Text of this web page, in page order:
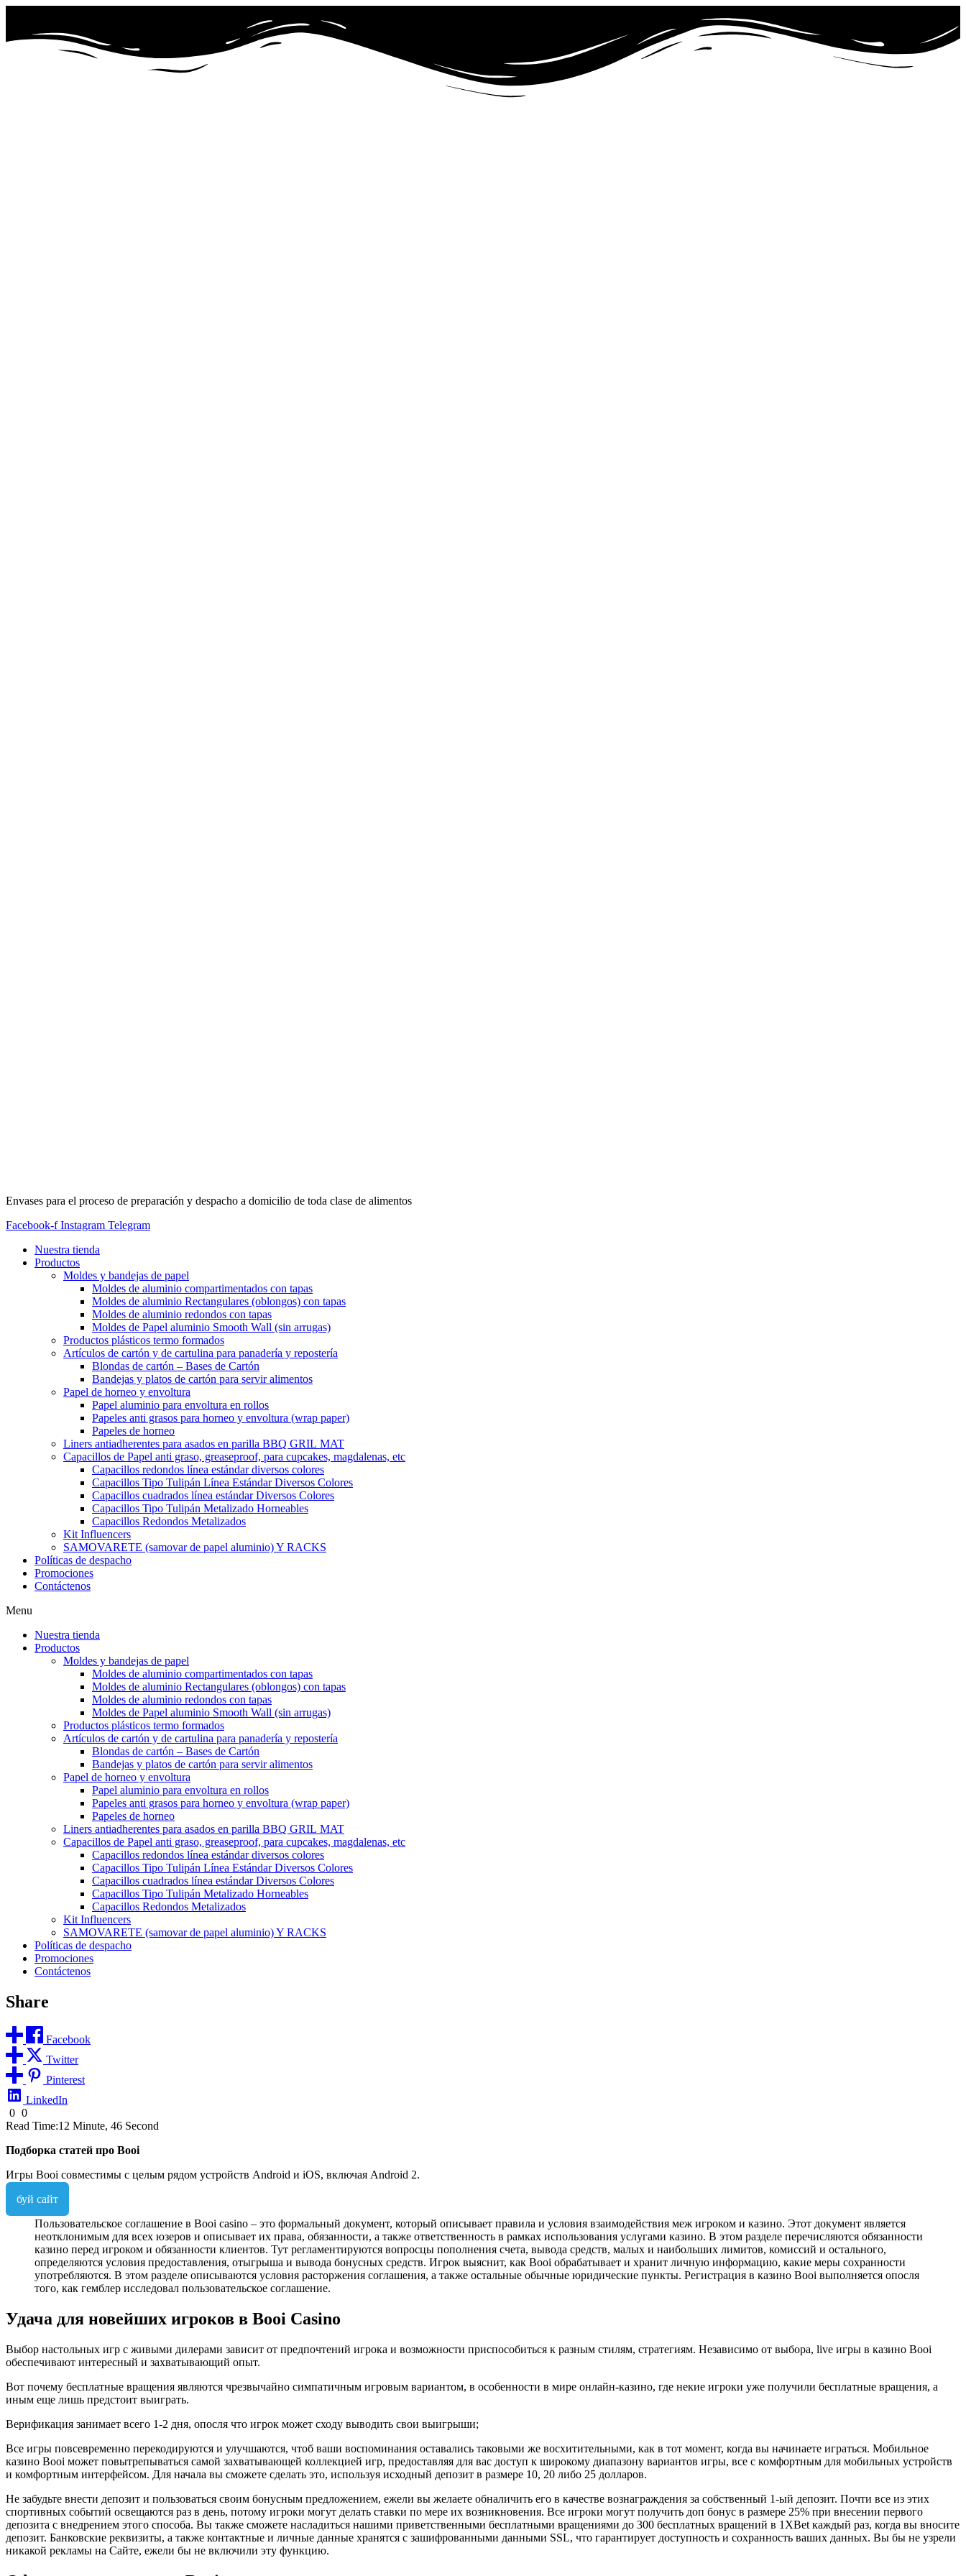
Envases para el proceso de preparación y despacho a domicilio de toda clase de alimentos
Facebook-f Instagram Telegram
Nuestra tienda
Productos
Moldes y bandejas de papel
Moldes de aluminio compartimentados con tapas
Moldes de aluminio Rectangulares (oblongos) con tapas
Moldes de aluminio redondos con tapas
Moldes de Papel aluminio Smooth Wall (sin arrugas)
Productos plásticos termo formados
Artículos de cartón y de cartulina para panadería y repostería
Blondas de cartón – Bases de Cartón
Bandejas y platos de cartón para servir alimentos
Papel de horneo y envoltura
Papel aluminio para envoltura en rollos
Papeles anti grasos para horneo y envoltura (wrap paper)
Papeles de horneo
Liners antiadherentes para asados en parilla BBQ GRIL MAT
Capacillos de Papel anti graso, greaseproof, para cupcakes, magdalenas, etc
Capacillos redondos línea estándar diversos colores
Capacillos Tipo Tulipán Línea Estándar Diversos Colores
Capacillos cuadrados línea estándar Diversos Colores
Capacillos Tipo Tulipán Metalizado Horneables
Capacillos Redondos Metalizados
Kit Influencers
SAMOVARETE (samovar de papel aluminio) Y RACKS
Políticas de despacho
Promociones
Contáctenos
Menu
Nuestra tienda
Productos
Moldes y bandejas de papel
Moldes de aluminio compartimentados con tapas
Moldes de aluminio Rectangulares (oblongos) con tapas
Moldes de aluminio redondos con tapas
Moldes de Papel aluminio Smooth Wall (sin arrugas)
Productos plásticos termo formados
Artículos de cartón y de cartulina para panadería y repostería
Blondas de cartón – Bases de Cartón
Bandejas y platos de cartón para servir alimentos
Papel de horneo y envoltura
Papel aluminio para envoltura en rollos
Papeles anti grasos para horneo y envoltura (wrap paper)
Papeles de horneo
Liners antiadherentes para asados en parilla BBQ GRIL MAT
Capacillos de Papel anti graso, greaseproof, para cupcakes, magdalenas, etc
Capacillos redondos línea estándar diversos colores
Capacillos Tipo Tulipán Línea Estándar Diversos Colores
Capacillos cuadrados línea estándar Diversos Colores
Capacillos Tipo Tulipán Metalizado Horneables
Capacillos Redondos Metalizados
Kit Influencers
SAMOVARETE (samovar de papel aluminio) Y RACKS
Políticas de despacho
Promociones
Contáctenos
Share
Facebook
Twitter
Pinterest
LinkedIn
0 0
Read Time:12 Minute, 46 Second
Подборка статей про Booi
Игры Booi совместимы с целым рядом устройств Android и iOS, включая Android 2.
буй сайт
Пользовательское соглашение в Booi casino – это формальный документ, который описывает правила и условия взаимодействия меж игроком и казино. Этот документ является
неотклонимым для всех юзеров и описывает их права, обязанности, а также ответственность в рамках использования услугами казино. В этом разделе перечисляются обязанности
казино перед игроком и обязанности клиентов. Тут регламентируются вопросцы пополнения счета, вывода средств, малых и наибольших лимитов, комиссий и остального,
определяются условия предоставления, отыгрыша и вывода бонусных средств. Игрок выяснит, как Booi обрабатывает и хранит личную информацию, какие меры сохранности
употребляются. В этом разделе описываются условия расторжения соглашения, а также остальные обычные юридические пункты. Регистрация в казино Booi выполняется опосля
того, как гемблер исследовал пользовательское соглашение.
Удача для новейших игроков в Booi Casino
Выбор настольных игр с живыми дилерами зависит от предпочтений игрока и возможности приспособиться к разным стилям, стратегиям. Независимо от выбора, live игры в казино Booi
обеспечивают интересный и захватывающий опыт.
Вот почему бесплатные вращения являются чрезвычайно симпатичным игровым вариантом, в особенности в мире онлайн-казино, где некие игроки уже получили бесплатные вращения, а
иным еще лишь предстоит выиграть.
Верификация занимает всего 1-2 дня, опосля что игрок может сходу выводить свои выигрыши;
Все игры повсевременно перекодируются и улучшаются, чтоб ваши воспоминания оставались таковыми же восхитительными, как в тот момент, когда вы начинаете играться. Мобильное
казино Booi может повытрепываться самой захватывающей коллекцией игр, предоставляя для вас доступ к широкому диапазону вариантов игры, все с комфортным для мобильных устройств
и комфортным интерфейсом. Для начала вы сможете сделать это, используя исходный депозит в размере 10, 20 либо 25 долларов.
Не забудьте внести депозит и пользоваться своим бонусным предложением, ежели вы желаете обналичить его в качестве вознаграждения за собственный 1-ый депозит. Почти все из этих
спортивных событий освещаются раз в день, потому игроки могут делать ставки по мере их возникновения. Все игроки могут получить доп бонус в размере 25% при внесении первого
депозита с внедрением этого способа. Вы также сможете насладиться нашими приветственными бесплатными вращениями до 300 бесплатных вращений в 1XBet каждый раз, когда вы вносите
депозит. Банковские реквизиты, а также контактные и личные данные хранятся с зашифрованными данными SSL, что гарантирует доступность и сохранность ваших данных. Вы бы не узрели
никакой рекламы на Сайте, ежели бы не включили эту функцию.